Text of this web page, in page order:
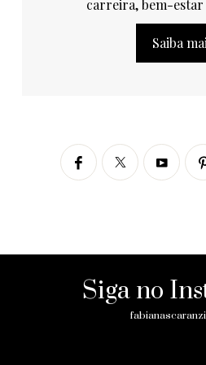
carreira, bem-
Saiba
Siga no